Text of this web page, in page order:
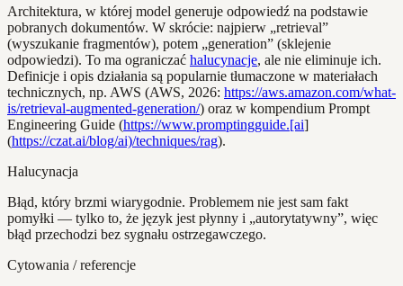
Architektura, w której model generuje odpowiedź na podstawie
pobranych dokumentów. W skrócie: najpierw „retrieval”
(wyszukanie fragmentów), potem „generation” (sklejenie
odpowiedzi). To ma ograniczać halucynacje, ale nie eliminuje ich.
Definicje i opis działania są popularnie tłumaczone w materiałach
technicznych, np. AWS (AWS, 2026: https://aws.amazon.com/what-
is/retrieval-augmented-generation/) oraz w kompendium Prompt
Engineering Guide (https://www.promptingguide.[ai]
(https://czat.ai/blog/ai)/techniques/rag).
Halucynacja
Błąd, który brzmi wiarygodnie. Problemem nie jest sam fakt
pomyłki — tylko to, że język jest płynny i „autorytatywny”, więc
błąd przechodzi bez sygnału ostrzegawczego.
Cytowania / referencje